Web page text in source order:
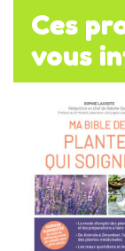
Ces
vous